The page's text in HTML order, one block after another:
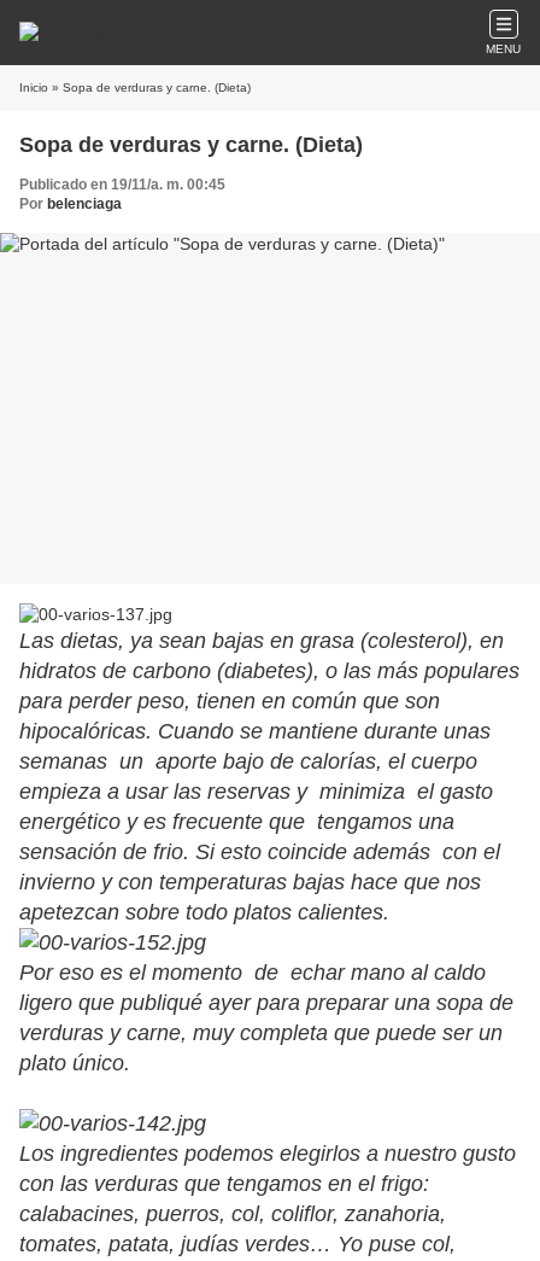
MENU
Inicio » Sopa de verduras y carne. (Dieta)
Sopa de verduras y carne. (Dieta)
Publicado en 19/11/a. m. 00:45
Por belenciaga
Las dietas, ya sean bajas en grasa (colesterol), en
hidratos de carbono (diabetes), o las más populares
para perder peso, tienen en común que son
hipocalóricas. Cuando se mantiene durante unas
semanas un aporte bajo de calorías, el cuerpo
empieza a usar las reservas y minimiza el gasto
energético y es frecuente que tengamos una
sensación de frio. Si esto coincide además con el
invierno y con temperaturas bajas hace que nos
apetezcan sobre todo platos calientes.
Por eso es el momento de echar mano al caldo
ligero que publiqué ayer para preparar una sopa de
verduras y carne, muy completa que puede ser un
plato único.
Los ingredientes podemos elegirlos a nuestro gusto
con las verduras que tengamos en el frigo:
calabacines, puerros, col, coliflor, zanahoria,
tomates, patata, judías verdes… Yo puse col,